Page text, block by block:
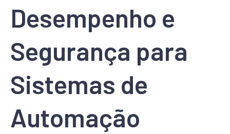
Desempenho e
Segurança para
Sistemas de
Automação